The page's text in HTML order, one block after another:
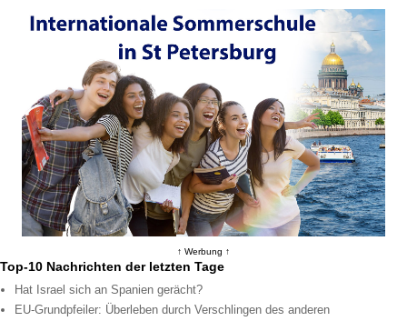
↑ Werbung ↑
Top-10 Nachrichten der letzten Tage
Hat Israel sich an Spanien gerächt?
EU-Grundpfeiler: Überleben durch Verschlingen des anderen